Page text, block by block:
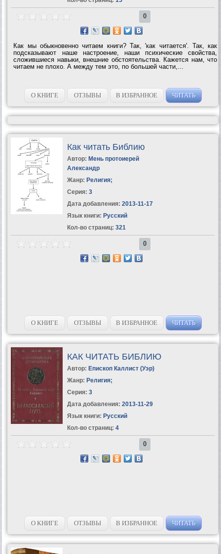
0
Как мы обыкновенно читаем книги? Так, 'как читается'. Так, как
подсказывают наше настроение, наши психические свойства,
сложившиеся навыки, внешние обстоятельства. Кажется нам, что
читаем не плохо. А между тем это, по большей части,...
О КНИГЕ ОТЗЫВЫ В ИЗБРАННОЕ ЧИТАТЬ
Как читать Библию
Автор: Мень протоиерей
Александр
Жанр: Религия;
Серия: 3
Дата добавления: 2013-11-17
Язык книги: Русский
Кол-во страниц: 321
0
О КНИГЕ ОТЗЫВЫ В ИЗБРАННОЕ ЧИТАТЬ
КАК ЧИТАТЬ БИБЛИЮ
Автор: Епископ Каллист (Уэр)
Жанр: Религия;
Серия: 3
Дата добавления: 2013-11-29
Язык книги: Русский
Кол-во страниц: 4
0
О КНИГЕ ОТЗЫВЫ В ИЗБРАННОЕ ЧИТАТЬ